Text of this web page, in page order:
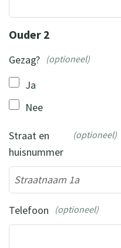
Ouder 2
Gezag? (optioneel)
Ja
Nee
Straat en
huisnummer
(optioneel)
Telefoon (optioneel)